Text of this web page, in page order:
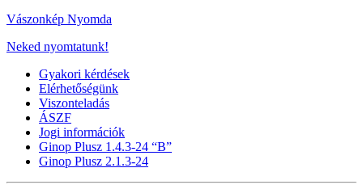
Vászonkép Nyomda
Neked nyomtatunk!
Gyakori kérdések
Elérhetőségünk
Viszonteladás
ÁSZF
Jogi információk
Ginop Plusz 1.4.3-24 “B”
Ginop Plusz 2.1.3-24